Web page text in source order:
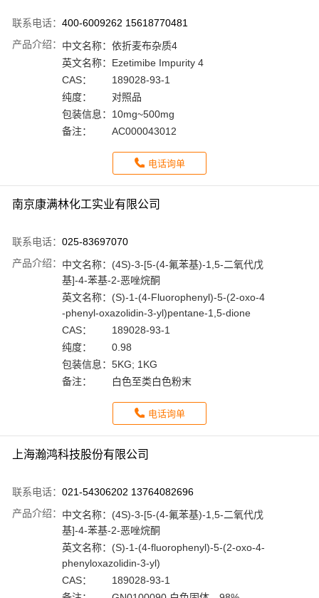
联系电话： 400-6009262 15618770481
产品介绍： 中文名称： 依折麦布杂质4
英文名称： Ezetimibe Impurity 4
CAS：
189028-93-1
纯度：
对照品
包装信息： 10mg~500mg
备注：
AC000043012
电话询单
南京康满林化工实业有限公司
联系电话： 025-83697070
产品介绍： 中文名称： (4S)-3-[5-(4-氟苯基)-1,5-二氧代戊
基]-4-苯基-2-恶唑烷酮
英文名称： (S)-1-(4-Fluorophenyl)-5-(2-oxo-4
-phenyl-oxazolidin-3-yl)pentane-1,5-dione
CAS：
189028-93-1
纯度：
0.98
包装信息： 5KG; 1KG
备注：
白色至类白色粉末
电话询单
上海瀚鸿科技股份有限公司
联系电话： 021-54306202 13764082696
产品介绍： 中文名称： (4S)-3-[5-(4-氟苯基)-1,5-二氧代戊
基]-4-苯基-2-恶唑烷酮
英文名称： (S)-1-(4-fluorophenyl)-5-(2-oxo-4-
phenyloxazolidin-3-yl)
CAS：
189028-93-1